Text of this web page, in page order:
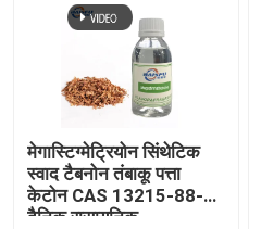
मेगास्टिग्मेट्रियोन सिंथेटिक
स्वाद टैबनोन तंबाकू पत्ता
केटोन CAS 13215-88-8
दैनिक रासायनिक